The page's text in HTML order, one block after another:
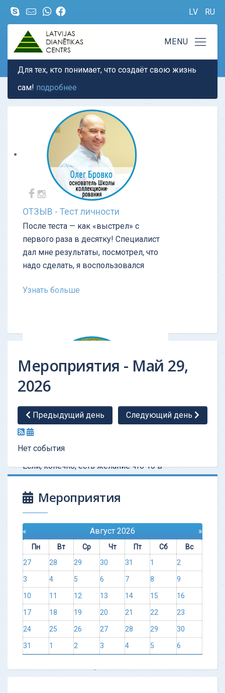
LV RU
Для тех, кто понимает, что создаёт свою жизнь
сам! подробнее
ОТЗЫВ - Тест личности
После теста — как «выстрел» с
первого раза в десятку! Cпециалист
дал мне результаты, посмотрел, что
надо сделать, я воспользовался
Узнать больше
ОТЗЫВ - Тест личности
Советую всем пойти и попробовать.
Если, конечно, есть желание что-то в
этой жизни менять. Если вас все
устраивает, то здесь не
Мероприятия - Май 29,
2026
Предыдущий день Следующий день
Нет события
Мероприятия
« Август 2026 »
Пн Вт Ср Чт Пт Сб
Вс
27
28 29 30 31 1 2
3 4 5 6 7 8 9
10 11 12 13 14 15 16
17 18 19 20 21 22 23
24 25 26 27 28 29 30
31 1 2 3 4 5 6